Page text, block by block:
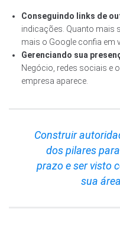
Conseguindo links de
indicações. Quanto mais
mais o Google confia em
Gerenciando sua
Negócio, redes sociais e
empresa aparece.
Construir
dos pilares
prazo e ser visto
sua